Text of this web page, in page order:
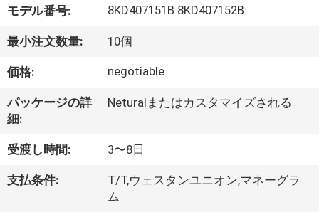
私
た
ち
に
つ
モデル番号: 8KD407151B 8KD407152B
最小注文数量: 10個
価格: negotiable
パッケージの詳
細:
Neturalまたはカスタマイズされる
受渡し時間: 3〜8日
支払条件:
T/T,ウェスタンユニオン,マネーグラ
ム